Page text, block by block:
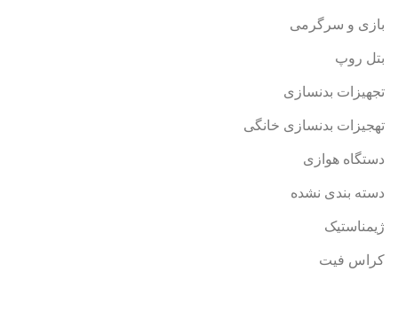
بازی و سرگرمی
بتل روپ
تجهیزات بدنسازی
تهجیزات بدنسازی خانگی
دستگاه هوازی
دسته بندی نشده
ژیمناستیک
کراس فیت